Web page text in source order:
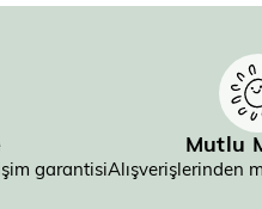
garantisi
Mutlu
Alışverişlerinden